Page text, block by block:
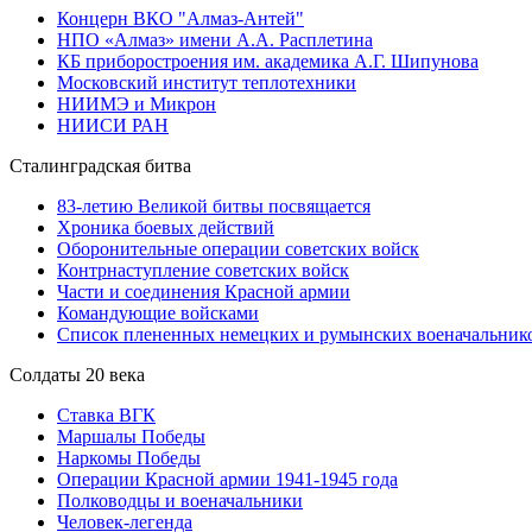
Концерн ВКО "Алмаз-Антей"
НПО «Алмаз» имени А.А. Расплетина
КБ приборостроения им. академика А.Г. Шипунова
Московский институт теплотехники
НИИМЭ и Микрон
НИИСИ РАН
Сталинградская битва
83-летию Великой битвы посвящается
Хроника боевых действий
Оборонительные операции советских войск
Контрнаступление советских войск
Части и соединения Красной армии
Командующие войсками
Список плененных немецких и румынских
Солдаты 20 века
Ставка ВГК
Маршалы Победы
Наркомы Победы
Операции Красной армии 1941-1945 года
Полководцы и военачальники
Человек-легенда